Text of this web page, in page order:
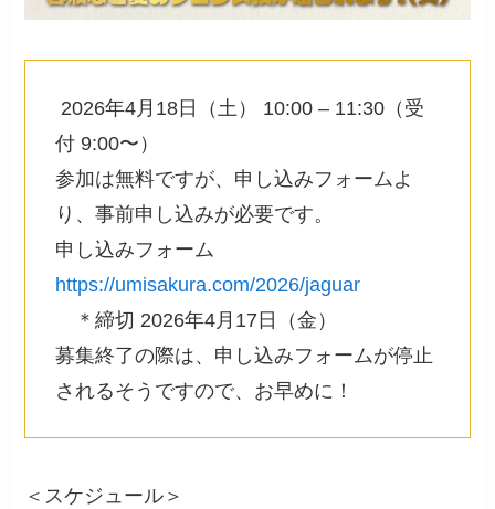
2026年4月18日（土） 10:00 – 11:30（受
付 9:00〜）
参加は無料ですが、申し込みフォームよ
り、事前申し込みが必要です。
申し込みフォーム
https://umisakura.com/2026/jaguar
＊締切 2026年4月17日（金）
募集終了の際は、申し込みフォームが停止
されるそうですので、お早めに！
＜スケジュール＞